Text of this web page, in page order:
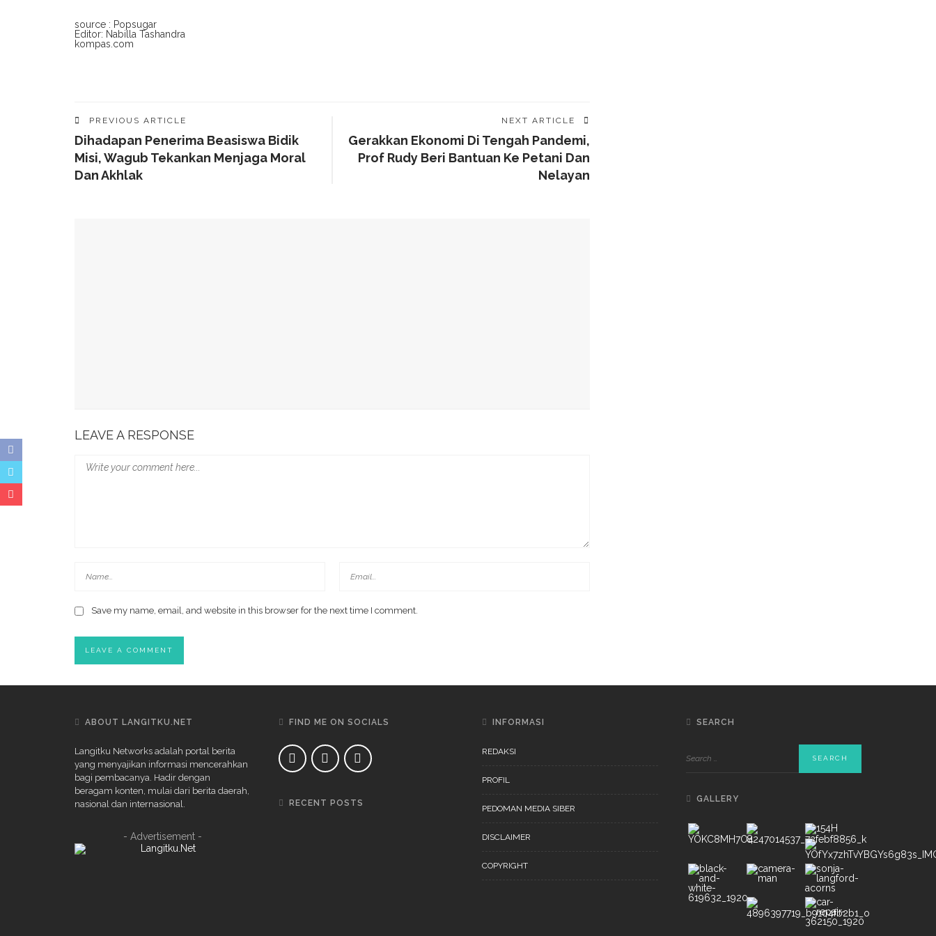
source : Popsugar
Editor: Nabilla Tashandra
kompas.com
PREVIOUS ARTICLE
Dihadapan Penerima Beasiswa Bidik
Misi, Wagub Tekankan Menjaga Moral
Dan Akhlak
NEXT ARTICLE
Gerakkan Ekonomi Di Tengah Pandemi,
Prof Rudy Beri Bantuan Ke Petani Dan
Nelayan
LEAVE A RESPONSE
Save my name, email, and website in this browser for the next time I comment.
ABOUT LANGITKU.NET
Langitku Networks adalah portal berita
yang menyajikan informasi mencerahkan
bagi pembacanya. Hadir dengan
beragam konten, mulai dari berita daerah,
nasional dan internasional.
- Advertisement -
FIND ME ON SOCIALS
RECENT POSTS
INFORMASI
REDAKSI
PROFIL
PEDOMAN MEDIA SIBER
DISCLAIMER
COPYRIGHT
SEARCH
GALLERY